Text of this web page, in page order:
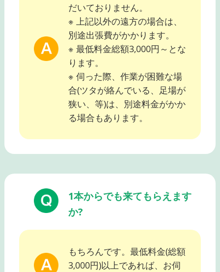
だいておりません。
※ 上記以外の遠方の場合は、
別途出張費がかかります。
※ 最低料金総額3,000円～とな
ります。
※ 伺った際、作業が困難な場
合(ツタが絡んでいる、足場が
狭い、等)は、別途料金がかか
る場合もあります。
1本からでも来てもらえます
か?
もちろんです。最低料金(総額
3,000円)以上であれば、お伺